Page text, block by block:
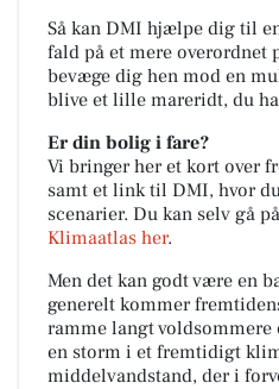
Så kan DMI hjælpe dig til
fald på et mere overordnet
bevæge dig hen mod en
blive et lille mareridt, du
Er din bolig i fare?
Vi bringer her et kort over
samt et link til DMI, hvor
scenarier. Du kan selv gå
Klimaatlas her.
Men det kan godt være en
generelt kommer
ramme langt voldsommere
en storm i et fremtidigt
middelvandstand, der i